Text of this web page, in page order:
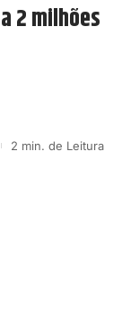
2 milhões
2 min. de Leitura